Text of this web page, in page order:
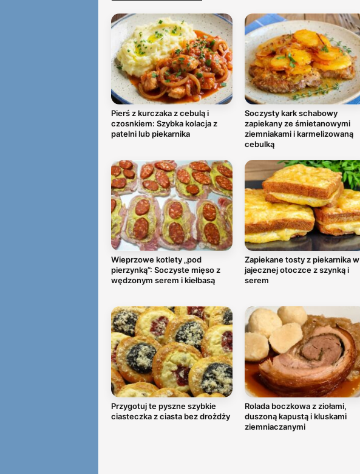
Pierś z kurczaka z cebulą i
czosnkiem: Szybka kolacja z
patelni lub piekarnika
Soczysty kark schabowy
zapiekany ze śmietanowymi
ziemniakami i karmelizowaną
cebulką
Wieprzowe kotlety „pod
pierzynką”: Soczyste mięso z
wędzonym serem i kiełbasą
Zapiekane tosty z piekarnika w
jajecznej otoczce z szynką i
serem
Przygotuj te pyszne szybkie
ciasteczka z ciasta bez drożdży
Rolada boczkowa z ziołami,
duszoną kapustą i kluskami
ziemniaczanymi